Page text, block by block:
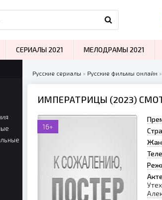
Русские сериалы » Русские фильмы онлайн
ИМПЕРАТРИЦЫ (2023)
16+
СЕРИАЛЫ 2021 МЕЛОДРАМЫ 2021